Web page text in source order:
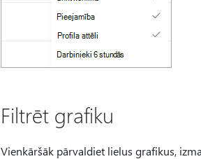
Filtrēt grafiku
Vienkāršāk pārvaldiet lielus grafikus,